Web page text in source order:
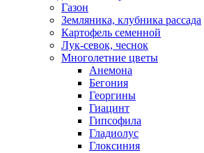
Газон
Земляника, клубника рассада
Картофель семенной
Лук-севок, чеснок
Многолетние цветы
Анемона
Бегония
Георгины
Гиацинт
Гипсофила
Гладиолус
Глоксиния